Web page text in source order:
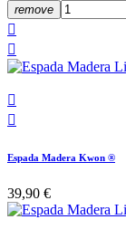
remove




Espada Madera Kwon ®
39,90 €